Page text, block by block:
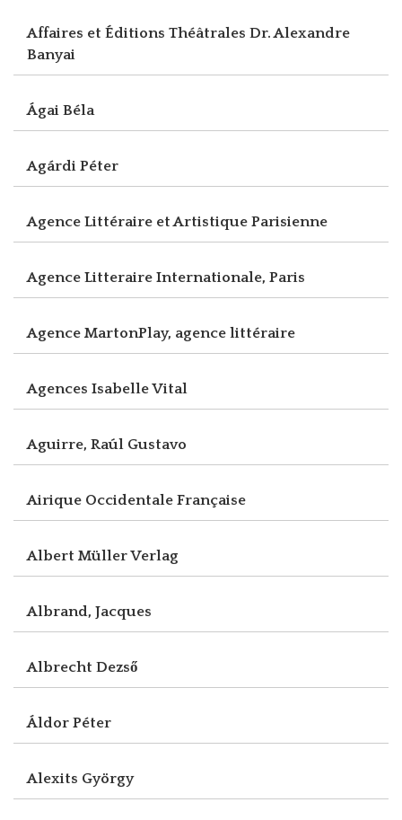
Affaires et Éditions Théâtrales Dr. Alexandre
Banyai
Ágai Béla
Agárdi Péter
Agence Littéraire et Artistique Parisienne
Agence Litteraire Internationale, Paris
Agence MartonPlay, agence littéraire
Agences Isabelle Vital
Aguirre, Raúl Gustavo
Airique Occidentale Française
Albert Müller Verlag
Albrand, Jacques
Albrecht Dezső
Áldor Péter
Alexits György